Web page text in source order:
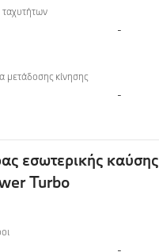
ταχυτήτων
-
μετάδοσης κίνησης
-
εσωτερικής καύσης
Turbo